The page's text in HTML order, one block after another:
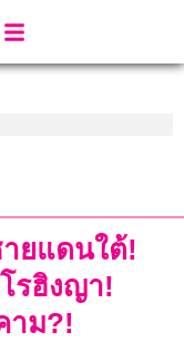
ายแดนใต้!
รฮิงญา!
าม?!